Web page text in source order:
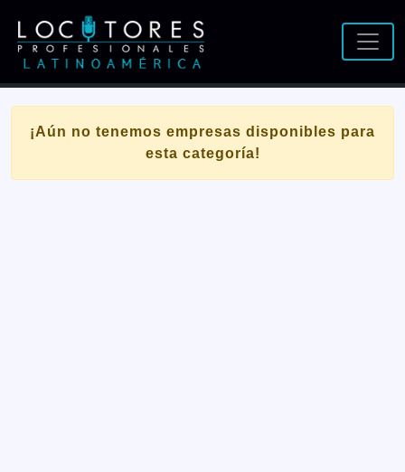
¡Aún no tenemos empresas disponibles para
esta categoría!